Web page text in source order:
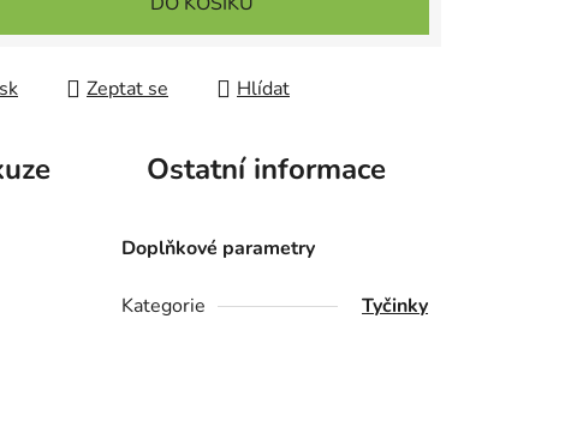
Zeptat se Hlídat
Ostatní informace
Doplňkové parametry
Kategorie Tyčinky